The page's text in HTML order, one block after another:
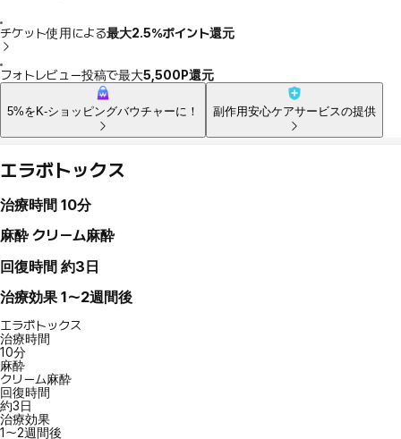
チケット使用による最大2.5％ポイント還元
フォトレビュー投稿で最大5,500P還元
5%をK-ショッピングバウチャーに！ 副作用安心ケアサービスの提供
エラボトックス
治療時間 10分
麻酔 クリーム麻酔
回復時間 約3日
治療効果 1～2週間後
エラボトックス
治療時間
10分
麻酔
クリーム麻酔
回復時間
約3日
治療効果
1～2週間後